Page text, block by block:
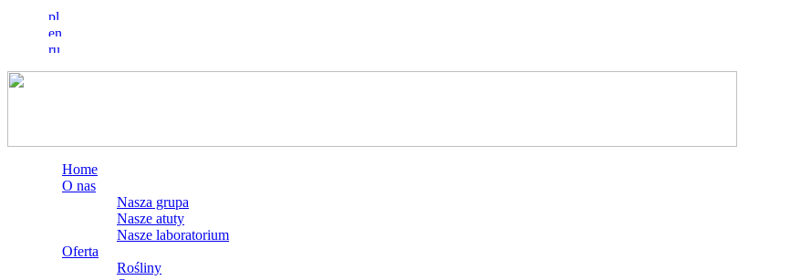
Home
O nas
Nasza grupa
Nasze atuty
Nasze laboratorium
Oferta
Rośliny